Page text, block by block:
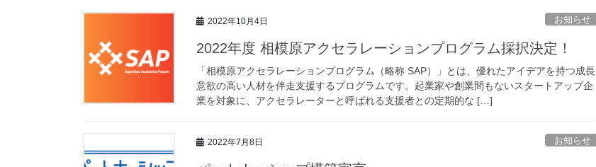
2022年10月4日 お知らせ
2022年度 相模原アクセラレーションプログラム採択決定！
「相模原アクセラレーションプログラム（略称 SAP）」とは、優れたアイデアを持つ成長
意欲の高い人材を伴走支援するプログラムです。起業家や創業間もないスタートアップ企
業を対象に、アクセラレーターと呼ばれる支援者との定期的な […]
2022年7月8日 お知らせ